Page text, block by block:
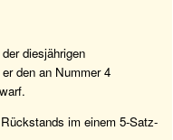
diesjährigen
den an Nummer 4
im einem 5-Satz-